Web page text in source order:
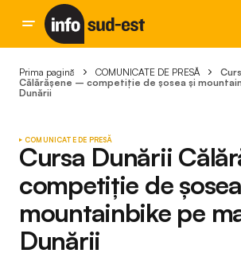
Prima pagină COMUNICATE DE PRESĂ
Călărășene – competiție de șosea și
Dunării
COMUNICATE DE PRESĂ
Cursa Dunării
competiție de
mountainbike pe
Dunării